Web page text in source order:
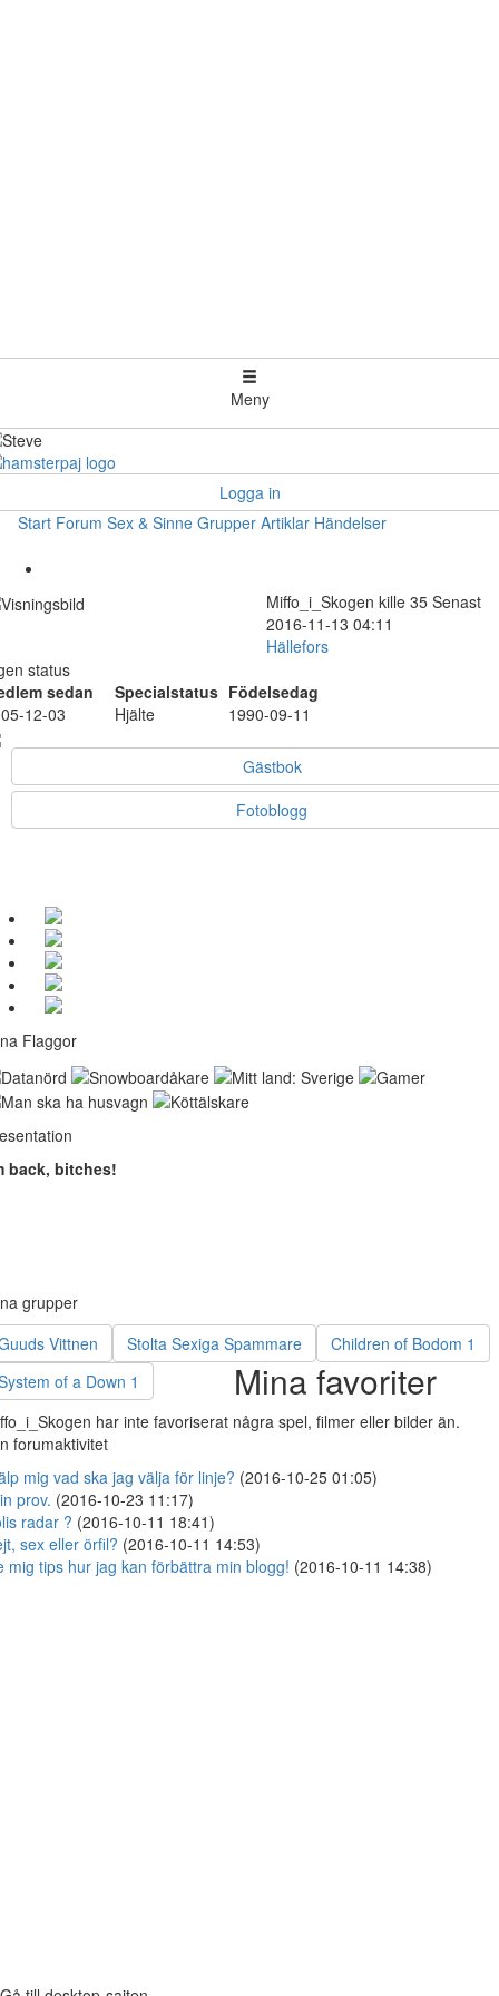
Meny
Logga in
Start Forum Sex & Sinne Grupper Artiklar Händelser
Miffo_i_Skogen kille 35 Senast
2016-11-13 04:11
Hällefors
status
sedan
Specialstatus Födelsedag
12-03
Hjälte 1990-09-11
Gästbok
Fotoblogg
Flaggor
back, bitches!
grupper
Vittnen
Stolta Sexiga Spammare
Children of Bodom 1
of a Down 1
Mina favoriter
har inte favoriserat några spel, filmer eller bilder än.
forumaktivitet
mig vad ska jag välja för linje? (2016-10-25 01:05)
prov. (2016-10-23 11:17)
radar ? (2016-10-11 18:41)
sex eller örfil? (2016-10-11 14:53)
mig tips hur jag kan förbättra min blogg! (2016-10-11 14:38)